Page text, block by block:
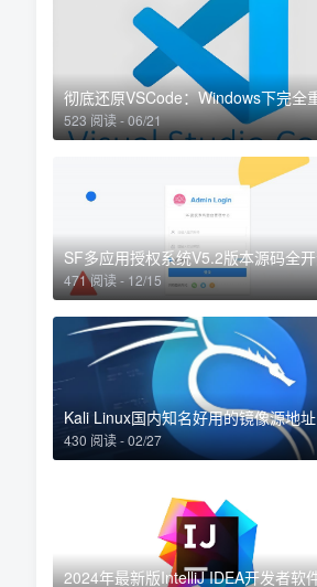
523 阅读 - 06/21
471 阅读 - 12/15
Kali Linux国内知名好用的镜像源地址
430 阅读 - 02/27